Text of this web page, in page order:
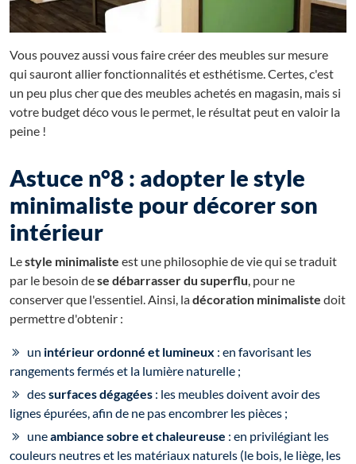
Vous pouvez aussi vous faire créer des meubles sur mesure
qui sauront allier fonctionnalités et esthétisme. Certes, c'est
un peu plus cher que des meubles achetés en magasin, mais si
votre budget déco vous le permet, le résultat peut en valoir la
peine !
Astuce n°8 : adopter le style
minimaliste pour décorer son
intérieur
Lestyle minimaliste est une philosophie de vie qui se traduit
par le besoin dese débarrasser du superflu, pour ne
conserver que l'essentiel. Ainsi, ladécoration minimaliste doit
permettre d'obtenir :
un intérieur ordonné et lumineux : en favorisant les
rangements fermés et la lumière naturelle ;
dessurfaces dégagées : les meubles doivent avoir des
lignes épurées, afin de ne pas encombrer les pièces ;
uneambiance sobre et chaleureuse : en privilégiant les
couleurs neutres et les matériaux naturels (le bois, le liège, les